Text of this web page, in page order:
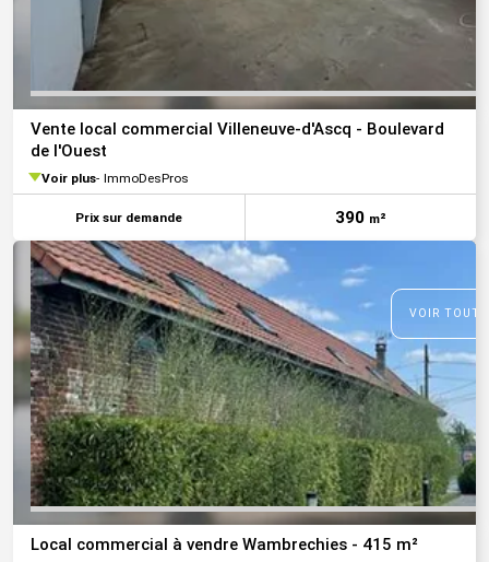
Vente local commercial Villeneuve-d'Ascq - Boulevard
de l'Ouest
Voir plus ImmoDesPros
Prix sur demande 390 m²
VOIR
Local commercial à vendre Wambrechies - 415 m²